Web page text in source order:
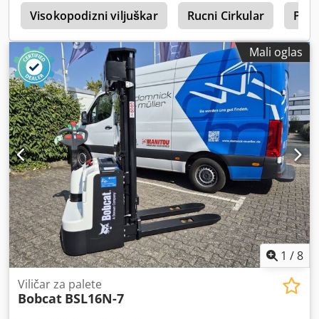
Visokopodizni viljuškar Rucni Cirkular
Mali oglas
1 /8
Viličar za palete
Bobcat BSL16N-7